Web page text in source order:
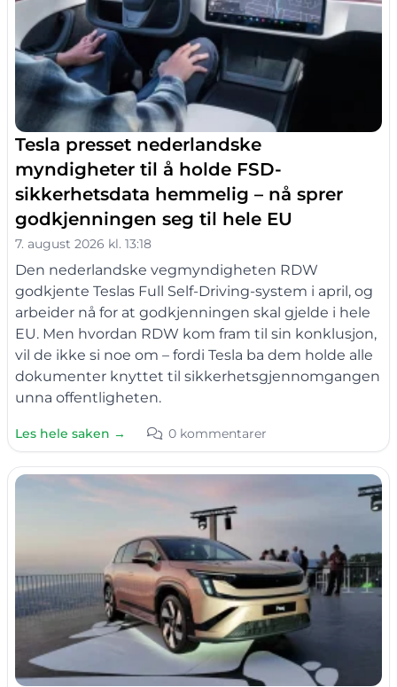
Tesla presset nederlandske
myndigheter til å holde FSD-
sikkerhetsdata hemmelig – nå sprer
godkjenningen seg til hele EU
7. august 2026 kl. 13:18
Den nederlandske vegmyndigheten RDW
godkjente Teslas Full Self-Driving-system i april, og
arbeider nå for at godkjenningen skal gjelde i hele
EU. Men hvordan RDW kom fram til sin konklusjon,
vil de ikke si noe om – fordi Tesla ba dem holde alle
dokumenter knyttet til sikkerhetsgjennomgangen
unna offentligheten.
Les hele saken → 0 kommentarer